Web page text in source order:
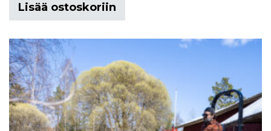
Lisää ostoskoriin